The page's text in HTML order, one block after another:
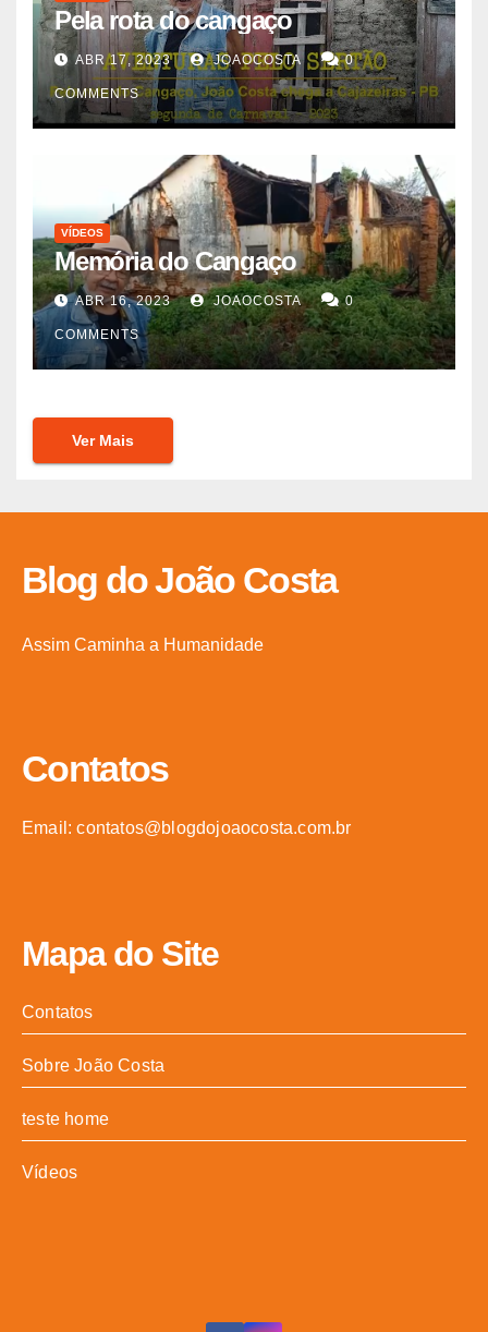
Pela rota do cangaço
ABR 17, 2023 JOAOCOSTA 0
COMMENTS
VÍDEOS
Memória do Cangaço
ABR 16, 2023 JOAOCOSTA 0
COMMENTS
Ver Mais
Blog do João Costa
Assim Caminha a Humanidade
Contatos
Email: contatos@blogdojoaocosta.com.br
Mapa do Site
Contatos
Sobre João Costa
teste home
Vídeos